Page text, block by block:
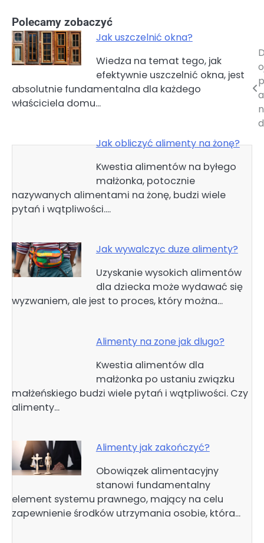
Polecamy zobaczyć
Jak uszczelnić okna?
Wiedza na temat tego, jak
efektywnie uszczelnić okna, jest
absolutnie fundamentalna dla każdego
właściciela domu…
Jak obliczyć alimenty na żonę?
Kwestia alimentów na byłego
małżonka, potocznie
nazywanych alimentami na żonę, budzi wiele
pytań i wątpliwości.…
Jak wywalczyc duze alimenty?
Uzyskanie wysokich alimentów
dla dziecka może wydawać się
wyzwaniem, ale jest to proces, który można…
Alimenty na zone jak dlugo?
Kwestia alimentów dla
małżonka po ustaniu związku
małżeńskiego budzi wiele pytań i wątpliwości. Czy
alimenty…
Alimenty jak zakończyć?
Obowiązek alimentacyjny
stanowi fundamentalny
element systemu prawnego, mający na celu
zapewnienie środków utrzymania osobie, która…
Nawigacja